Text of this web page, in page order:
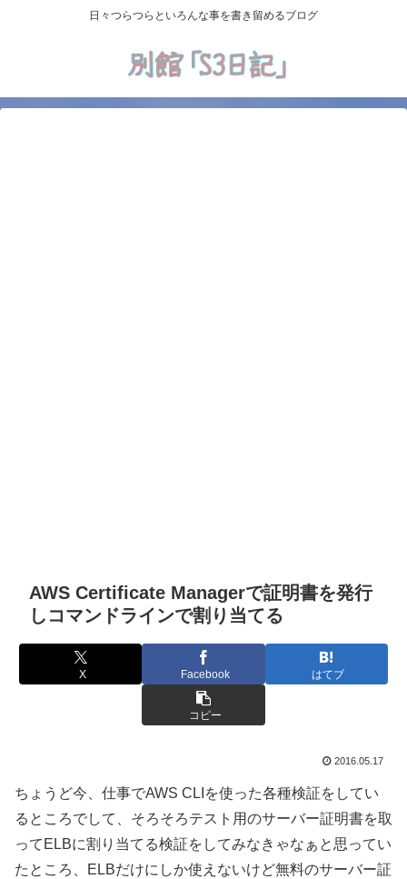
日々つらつらといろんな事を書き留めるブログ
AWS Certificate Managerで証明書を発行
しコマンドラインで割り当てる
X Facebook はてブ
コピー
2016.05.17
ちょうど今、仕事でAWS CLIを使った各種検証をしてい
るところでして、そろそろテスト用のサーバー証明書を取
ってELBに割り当てる検証をしてみなきゃなぁと思ってい
たところ、ELBだけにしか使えないけど無料のサーバー証